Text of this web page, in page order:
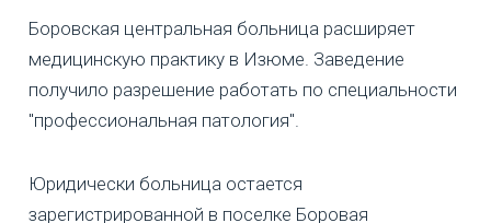
Боровская центральная больница расширяет
медицинскую практику в Изюме. Заведение
получило разрешение работать по специальности
"профессиональная патология".
Юридически больница остается
зарегистрированной в поселке Боровая